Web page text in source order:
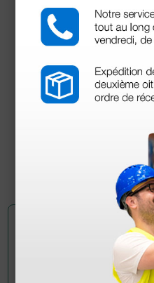
Camilla eléctrica de